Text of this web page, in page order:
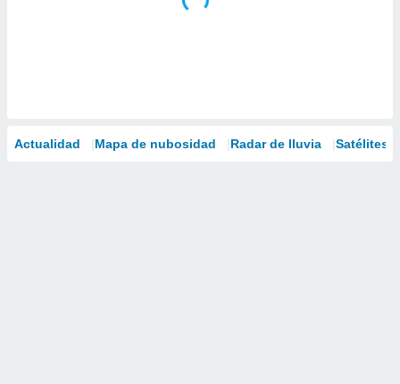
Actualidad Mapa de nubosidad Radar de lluvia Satélites